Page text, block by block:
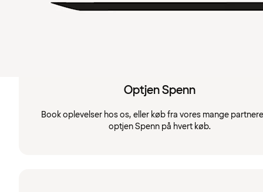
Optjen Spenn
Book oplevelser hos os, eller køb fra vores mange
optjen Spenn på hvert køb.